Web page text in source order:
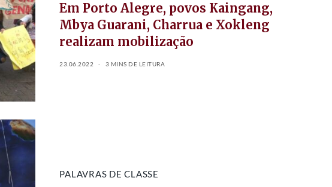
Em Porto Alegre, povos Kaingang,
Mbya Guarani, Charrua e Xokleng
realizam mobilização
23.06.2022 3 MINS DE LEITURA
PALAVRAS DE CLASSE